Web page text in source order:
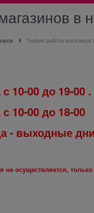
в
График работы магазинов
10-00 до 19-00 .
10-00 до 18-00
- выходные
не осуществляется,